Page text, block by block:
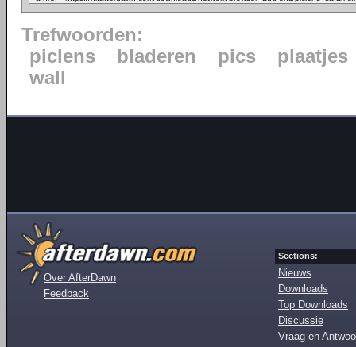
Trefwoorden:
piclens
bladeren pics
plaatjes
wall
Over AfterDawn
Feedback
Sections:
Nieuws
Downloads
Top Downloads
Discussie
Vraag en